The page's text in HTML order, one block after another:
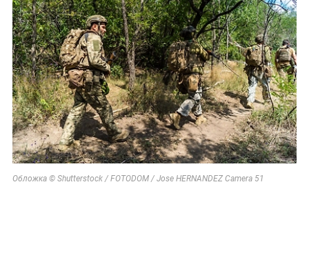
Обложка © Shutterstock / FOTODOM / Jose HERNANDEZ Camera 51